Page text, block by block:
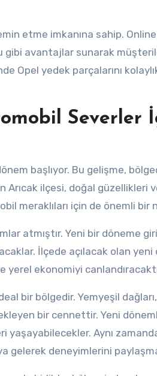
etme imkanına sahip.
avantajlar sunarak
Opel yedek parçalarını
Severler
başlıyor. Bu gelişme,
Arıcak ilçesi, doğal güzellikleri
meraklıları için de önemli
atmıştır. Yeni bir döneme
İlçede açılacak olan yeni
ekonomiyi
bir bölgedir. Yemyeşil
bir cennettir. Yeni
yaşayabilecekler. Aynı
deneyimlerini